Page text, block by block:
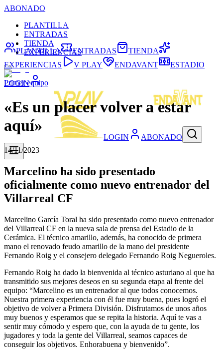
ABONADO
PLANTILLA
ENTRADAS
TIENDA
EXPERIENCIAS
LOGIN
LOGIN ABONADO
PLANTILLA ENTRADAS
TIENDA
EXPERIENCIAS
V PLAY ENDAVANT ESTADIO
Primer equipo
«Es un placer volver a estar
aquí»
14/11/2023
Marcelino ha sido presentado
oficialmente como nuevo entrenador del
Villarreal CF
Marcelino García Toral ha sido presentado como nuevo entrenador
del Villarreal CF en la nueva sala de prensa del Estadio de la
Cerámica. El técnico amarillo, además, ha conocido de primera
mano el renovado feudo amarillo de la mano del presidente
Fernando Roig y el consejero delegado Fernando Roig Negueroles.
Fernando Roig ha dado la bienvenida al técnico asturiano al que ha
transmitido sus mejores deseos en su segunda etapa al frente del
equipo: “Marcelino es un entrenador al que todos conocemos.
Nuestra primera experiencia con él fue muy buena, pues logró el
objetivo de volver a Primera División. Disfrutamos de unos años
muy buenos y esperamos que se repita la historia. Aquí te vas a
sentir muy cómodo y espero que, con la ayuda de tu gente, los
jugadores y toda la gente del Villarreal, seamos capaces de
conseguir los objetivos. Enhorabuena y bienvenido”.